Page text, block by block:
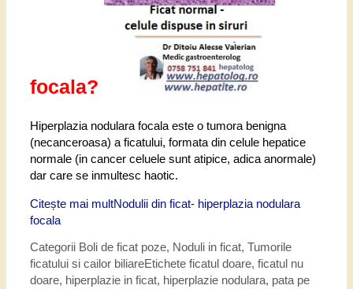
focala?
Hiperplazia nodulara focala este o tumora benigna
(necanceroasa) a ficatului, formata din celule hepatice
normale (in cancer celuele sunt atipice, adica anormale)
dar care se inmultesc haotic.
Citește mai multNodulii din ficat- hiperplazia nodulara
focala
Categorii Boli de ficat poze, Noduli in ficat, Tumorile
ficatului si cailor biliareEtichete ficatul doare, ficatul nu
doare, hiperplazie in ficat, hiperplazie nodulara, pata pe